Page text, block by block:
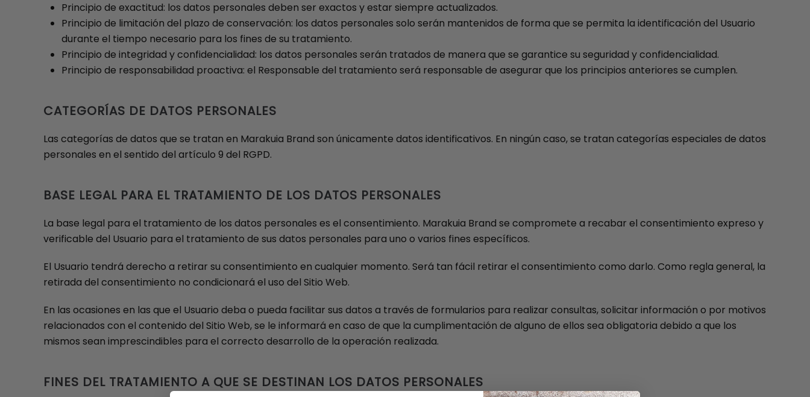
Principio de exactitud: los datos personales deben ser exactos y estar siempre actualizados.
Principio de limitación del plazo de conservación: los datos personales solo serán mantenidos de forma que se permita la identificación del Usuario
durante el tiempo necesario para los fines de su tratamiento.
Principio de integridad y confidencialidad: los datos personales serán tratados de manera que se garantice su seguridad y confidencialidad.
Principio de responsabilidad proactiva: el Responsable del tratamiento será responsable de asegurar que los principios anteriores se cumplen.
CATEGORÍAS DE DATOS PERSONALES
Las categorías de datos que se tratan en Marakuia Brand son únicamente datos identificativos. En ningún caso, se tratan categorías especiales de datos
personales en el sentido del artículo 9 del RGPD.
BASE LEGAL PARA EL TRATAMIENTO DE LOS DATOS PERSONALES
La base legal para el tratamiento de los datos personales es el consentimiento. Marakuia Brand se compromete a recabar el consentimiento expreso y
verificable del Usuario para el tratamiento de sus datos personales para uno o varios fines específicos.
El Usuario tendrá derecho a retirar su consentimiento en cualquier momento. Será tan fácil retirar el consentimiento como darlo. Como regla general, la
retirada del consentimiento no condicionará el uso del Sitio Web.
En las ocasiones en las que el Usuario deba o pueda facilitar sus datos a través de formularios para realizar consultas, solicitar información o por motivos
relacionados con el contenido del Sitio Web, se le informará en caso de que la cumplimentación de alguno de ellos sea obligatoria debido a que los
mismos sean imprescindibles para el correcto desarrollo de la operación realizada.
FINES DEL TRATAMIENTO A QUE SE DESTINAN LOS DATOS PERSONALES